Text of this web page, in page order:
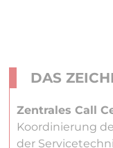
DAS
Zentrales Call
Koordinierung
der